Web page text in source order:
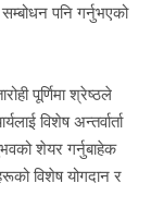
पनि गर्नुभएको
पूर्णिमा श्रेष्ठले
विशेष अन्तर्वार्ता
शेयर गर्नुबाहेक
विशेष योगदान र